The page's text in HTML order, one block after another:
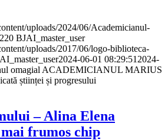
uploads/2024/06/Academicianul-
220 BJAI_master_user
uploads/2017/06/logo-biblioteca-
2024-06-01 08:29:51 2024-
omagial ACADEMICIANUL MARIUS
științei și progresului
– Alina Elena
frumos chip